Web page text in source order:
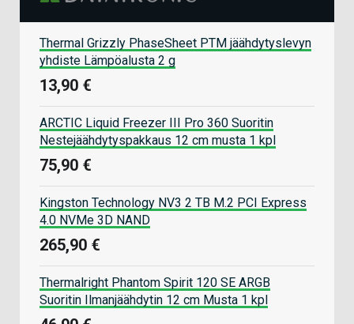
Thermal Grizzly PhaseSheet PTM jäähdytyslevyn
yhdiste Lämpöalusta 2 g
13,90 €
ARCTIC Liquid Freezer III Pro 360 Suoritin
Nestejäähdytyspakkaus 12 cm musta 1 kpl
75,90 €
Kingston Technology NV3 2 TB M.2 PCI Express
4.0 NVMe 3D NAND
265,90 €
Thermalright Phantom Spirit 120 SE ARGB
Suoritin Ilmanjäähdytin 12 cm Musta 1 kpl